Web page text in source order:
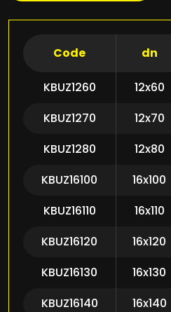
Code dn
KBUZ1260 12x60
KBUZ1270
12x70
KBUZ1280
12x80
KBUZ16100
16x100
KBUZ16110
16x110
KBUZ16120
16x120
KBUZ16130
16x130
KBUZ16140
16x140